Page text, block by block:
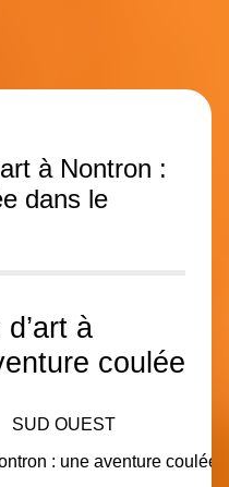
à Nontron :
dans le
à
coulée
OUEST